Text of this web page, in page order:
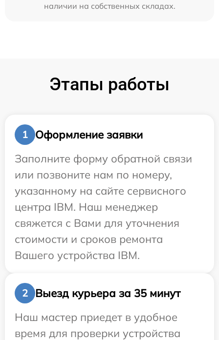
наличии на собственных складах.
Этапы работы
1
Оформление заявки
Заполните форму обратной связи
или позвоните нам по номеру,
указанному на сайте сервисного
центра IBM. Наш менеджер
свяжется с Вами для уточнения
стоимости и сроков ремонта
Вашего устройства IBM.
2
Выезд курьера за 35 минут
Наш мастер приедет в удобное
время для проверки устройства